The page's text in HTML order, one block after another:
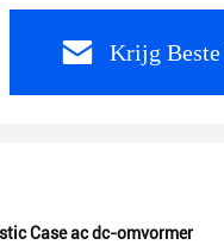
Krijg
Case ac dc-omvormer